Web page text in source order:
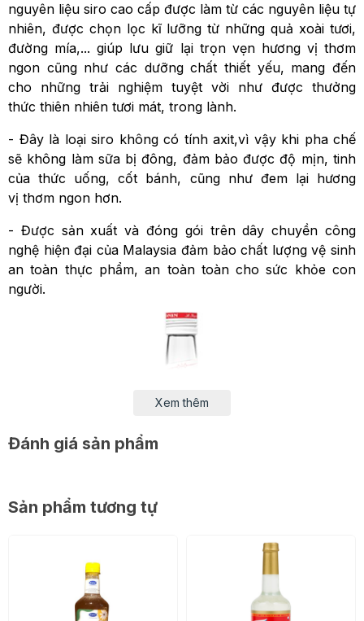
nguyên liệu siro cao cấp được làm từ các nguyên liệu tự
nhiên, được chọn lọc kĩ lưỡng từ những quả xoài tươi,
đường mía,... giúp lưu giữ lại trọn vẹn hương vị thơm
ngon cũng như các dưỡng chất thiết yếu, mang đến
cho những trải nghiệm tuyệt vời như được thưởng
thức thiên nhiên tươi mát, trong lành.
- Đây là loại siro không có tính axit,vì vậy khi pha chế
sẽ không làm sữa bị đông, đảm bảo được độ mịn, tinh
của thức uống, cốt bánh, cũng như đem lại hương
vị thơm ngon hơn.
- Được sản xuất và đóng gói trên dây chuyền công
nghệ hiện đại của Malaysia đảm bảo chất lượng vệ sinh
an toàn thực phẩm, an toàn toàn cho sức khỏe con
người.
Xem thêm
Đánh giá sản phẩm
Sản phẩm tương tự